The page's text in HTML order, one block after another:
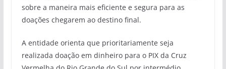
sobre a maneira mais eficiente e segura para as
doações chegarem ao destino final.
A entidade orienta que prioritariamente seja
realizada doação em dinheiro para o PIX da Cruz